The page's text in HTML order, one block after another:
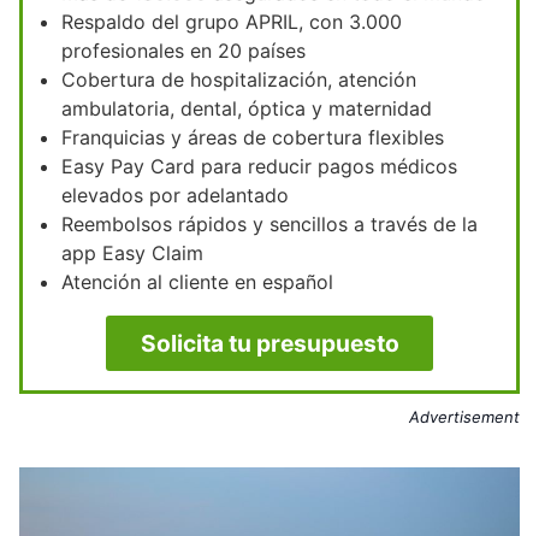
Respaldo del grupo APRIL, con 3.000
profesionales en 20 países
Cobertura de hospitalización, atención
ambulatoria, dental, óptica y maternidad
Franquicias y áreas de cobertura flexibles
Easy Pay Card para reducir pagos médicos
elevados por adelantado
Reembolsos rápidos y sencillos a través de la
app Easy Claim
Atención al cliente en español
Solicita tu presupuesto
Advertisement